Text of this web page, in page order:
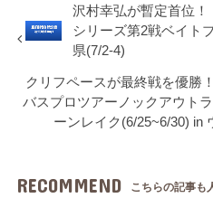
沢村幸弘が暫定首位
シリーズ第2戦ベイト
県(7/2-4)
クリフペースが最終戦を優勝
バスプロツアーノックアウト
ーンレイク(6/25~6/30) in
RECOMMEND こちらの記事も